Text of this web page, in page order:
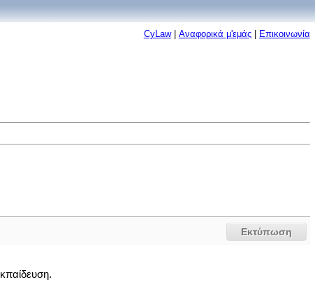
CyLaw| Αναφορικά μ'εμάς| Επικοινωνία
Εκτύπωση